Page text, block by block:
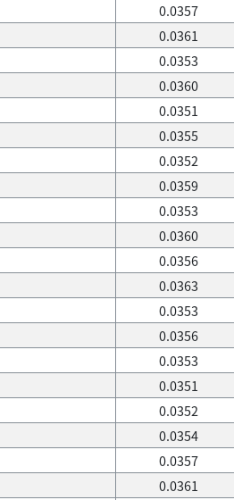
0.0357
0.0361
0.0353
0.0360
0.0351
0.0355
0.0352
0.0359
0.0353
0.0360
0.0356
0.0363
0.0353
0.0356
0.0353
0.0351
0.0352
0.0354
0.0357
0.0361